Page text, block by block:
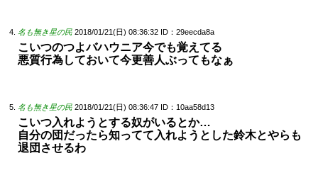
名も無き星の民 2018/01/21(日) 08:36:32 ID：29eecda8a
こいつのつよバハウニア今でも覚えてる
悪質行為しておいて今更善人ぶってもなぁ
名も無き星の民 2018/01/21(日) 08:36:47 ID：10aa58d13
こいつ入れようとする奴がいるとか…
自分の団だったら知ってて入れようとした鈴木とやらも
退団させるわ